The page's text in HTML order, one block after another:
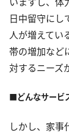
日中留守にし
人が増えてい
帯の増加など
対するニーズ
■どんなサービ
しかし、家事